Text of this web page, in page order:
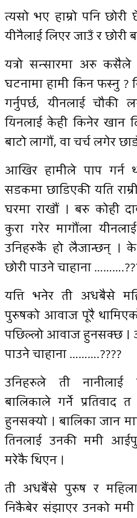
त्यसो भए हाम्रो पनि
यीनैलाई लिएर जाउँ र छोरी
यत्रो सन्सारमा अरु कसैले
घटनामा हामी किन फस्नु ?
गर्नुपर्छ, यीनलाई चौकी
यिनलाई केही किनेर खान
बाटो लागौं, वा चर्च लगेर
आखिर हामीले पाप गर्न
सडकमा छाडिएकी यति
घरमा राखौं । बरु कोही
कुरा गरेर मागौंला
उनिहरुकै हो लैजान्छन् ।
छोरी पाउने चाहाना
यत्ति भनेर ती अधबैसे
पुरुषको आवाज पूरै
पछिल्लो आवाज हुनसक्छ ।
पाउने चाहाना ……….????
उनिहरुले ती नानीलाई
बालिकाले गर्ने प्रतिवाद
हुनसक्यो । बालिका जान
तिनलाई उनकी ममी
मरेकै थिएन ।
ती अधबैंसे पुरुष र
निकैबेर संझाएर उनको ममी